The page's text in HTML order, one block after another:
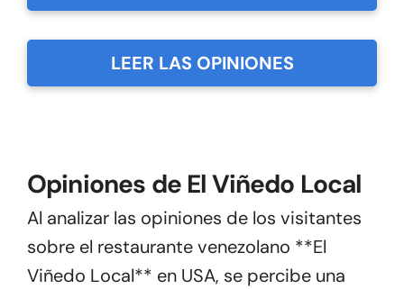
LEER LAS OPINIONES
Opiniones de El Viñedo Local
Al analizar las opiniones de los visitantes
sobre el restaurante venezolano **El
Viñedo Local** en USA, se percibe una